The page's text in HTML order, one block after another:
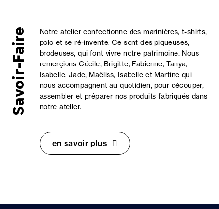
Savoir-Faire
Notre atelier confectionne des marinières, t-shirts,
polo et se ré-invente. Ce sont des piqueuses,
brodeuses, qui font vivre notre patrimoine. Nous
remerçions Cécile, Brigitte, Fabienne, Tanya,
Isabelle, Jade, Maëliss, Isabelle et Martine qui
nous accompagnent au quotidien, pour découper,
assembler et préparer nos produits fabriqués dans
notre atelier.
en savoir plus